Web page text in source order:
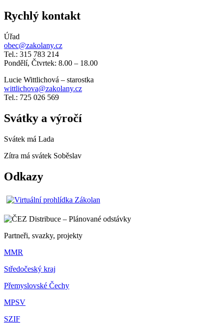
Rychlý kontakt
Úřad
obec@zakolany.cz
Tel.: 315 783 214
Pondělí, Čtvrtek: 8.00 – 18.00
Lucie Wittlichová – starostka
wittlichova@zakolany.cz
Tel.: 725 026 569
Svátky a výročí
Svátek má Lada
Zítra má svátek Soběslav
Odkazy
Partneři, svazky, projekty
MMR
Středočeský kraj
Přemyslovské Čechy
MPSV
SZIF